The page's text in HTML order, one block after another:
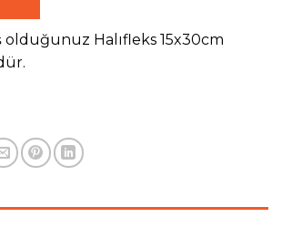
olduğunuz Halıfleks 15x30cm